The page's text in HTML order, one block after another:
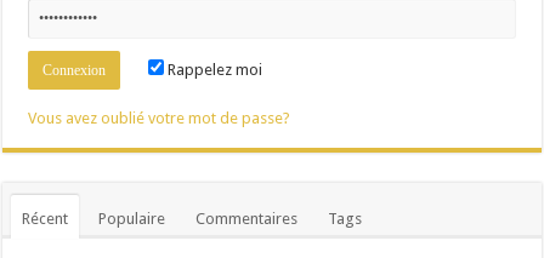
Rappelez moi
Vous avez oublié votre mot de passe?
Récent Populaire Commentaires Tags